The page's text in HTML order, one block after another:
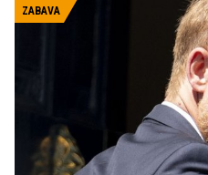
videzom, samozavestjo
ZABAVA